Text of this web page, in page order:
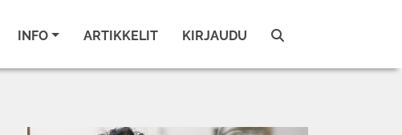
INFO ARTIKKELIT KIRJAUDU